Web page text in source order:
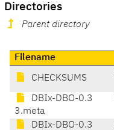
Directories
Parent directory
Filename
CHECKSUMS
DBIx-DBO-0.3
3.meta
DBIx-DBO-0.3